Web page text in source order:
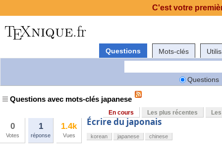
Questions Mots-clés
Questions
Questions avec mots-clés japanese
En cours Les plus récentes
0
Votes
1
réponse
1.4k
Vues
Écrire du japonais
korean japanese chinese
C'est votre